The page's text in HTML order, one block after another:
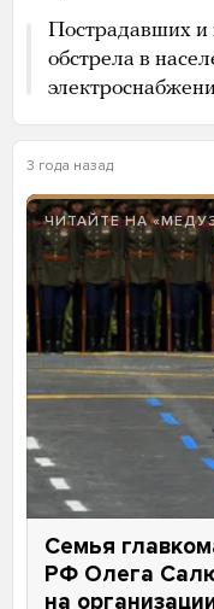
Пострадавших и
обстрела в
3 года назад
ЧИТАЙТЕ НА
Семья
РФ Олега
на